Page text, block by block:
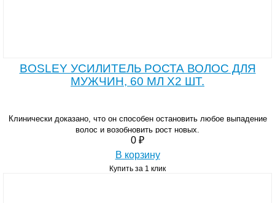
BOSLEY УСИЛИТЕЛЬ РОСТА ВОЛОС ДЛЯ
МУЖЧИН, 60 МЛ Х2 ШТ.
Клинически доказано, что он способен остановить любое выпадение
волос и возобновить рост новых.
0 ₽
В корзину
Купить за 1 клик